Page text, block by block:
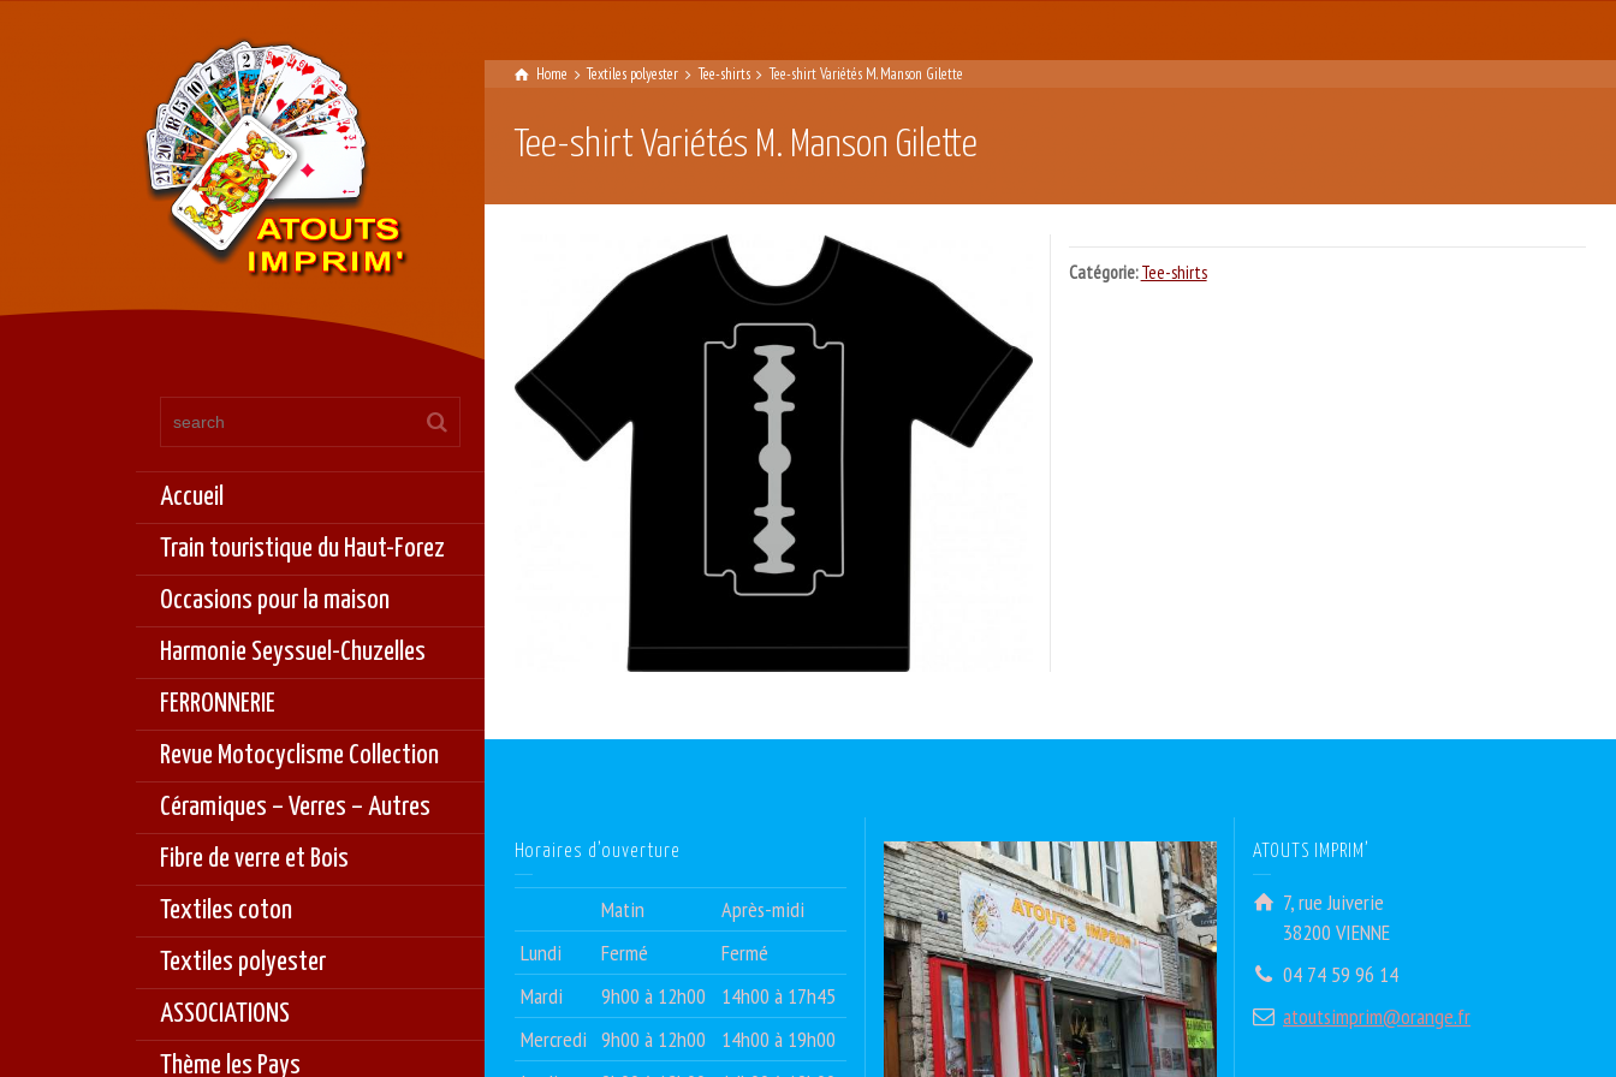
Accueil
Train touristique du Haut-Forez
Occasions pour la maison
Harmonie Seyssuel-Chuzelles
FERRONNERIE
Revue Motocyclisme Collection
Céramiques – Verres – Autres
Fibre de verre et Bois
Textiles coton
Textiles polyester
ASSOCIATIONS
Thème les Pays
Home Textiles polyester Tee-shirts Tee-shirt Variétés M. Manson Gilette
Tee-shirt Variétés M. Manson Gilette
Catégorie: Tee-shirts
Horaires d’ouverture
Matin
Après-midi
Lundi
Fermé
Fermé
Mardi
9h00 à 12h00
14h00 à 17h45
Mercredi 9h00 à 12h00
14h00 à 19h00
ATOUTS IMPRIM’
7, rue Juiverie
38200 VIENNE
04 74 59 96 14
atoutsimprim@orange.fr